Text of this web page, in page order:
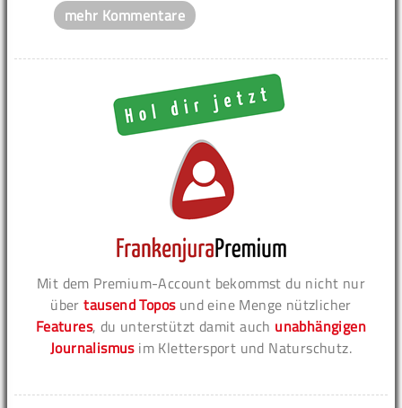
mehr Kommentare
Mit dem Premium-Account bekommst du nicht nur
übertausend Toposund eine Menge nützlicher
Features, du unterstützt damit auch unabhängigen
Journalismusim Klettersport und Naturschutz.